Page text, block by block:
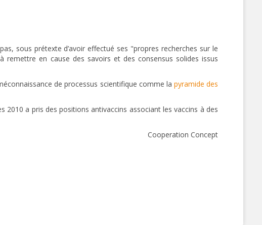
sous prétexte d’avoir effectué ses "propres recherches sur le
à remettre en cause des savoirs et des consensus solides issus
de processus scientifique comme la pyramide des
a pris des positions antivaccins associant les vaccins à des
Cooperation Concept